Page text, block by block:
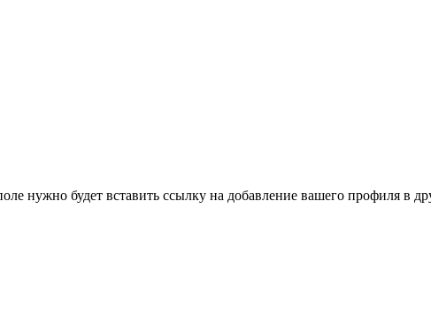
нужно будет вставить ссылку на добавление вашего профиля в